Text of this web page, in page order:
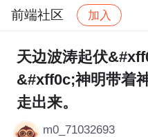
前端社区 加入
社区 前端社区 感
天边波涛起伏
&#xff0c;神明带着
走出来。
m0_71032693